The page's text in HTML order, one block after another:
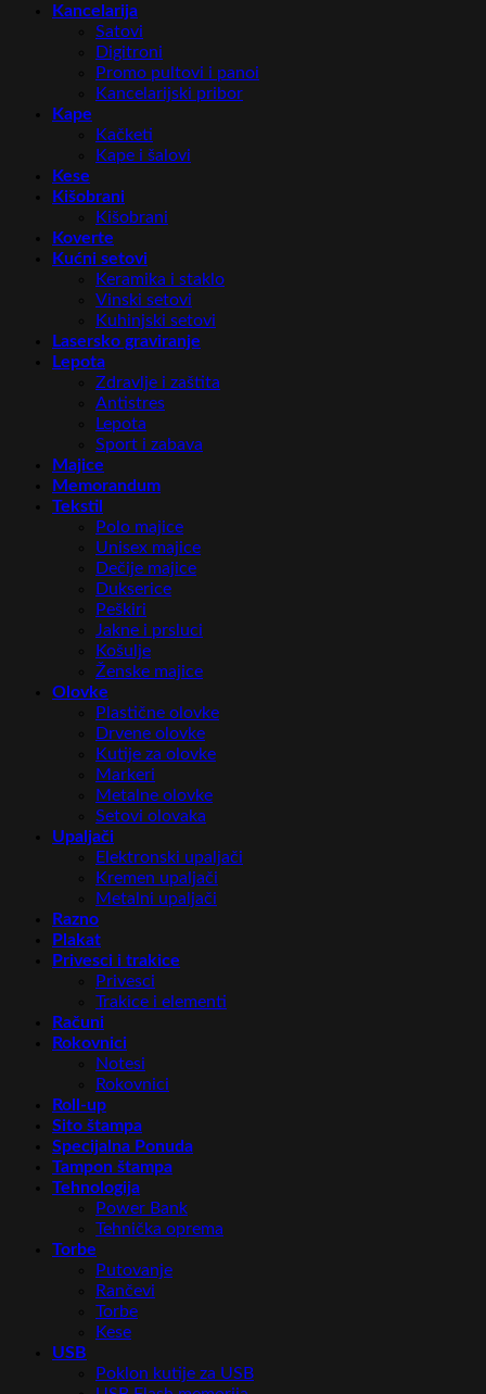
Kancelarija
Satovi
Digitroni
Promo pultovi i panoi
Kancelarijski pribor
Kape
Kačketi
Kape i šalovi
Kese
Kišobrani
Kišobrani
Koverte
Kućni setovi
Keramika i staklo
Vinski setovi
Kuhinjski setovi
Lasersko graviranje
Lepota
Zdravlje i zaštita
Antistres
Lepota
Sport i zabava
Majice
Memorandum
Tekstil
Polo majice
Unisex majice
Dečije majice
Dukserice
Peškiri
Jakne i prsluci
Košulje
Ženske majice
Olovke
Plastične olovke
Drvene olovke
Kutije za olovke
Markeri
Metalne olovke
Setovi olovaka
Upaljači
Elektronski upaljači
Kremen upaljači
Metalni upaljači
Razno
Plakat
Privesci i trakice
Privesci
Trakice i elementi
Računi
Rokovnici
Notesi
Rokovnici
Roll-up
Sito štampa
Specijalna Ponuda
Tampon štampa
Tehnologija
Power Bank
Tehnička oprema
Torbe
Putovanje
Rančevi
Torbe
Kese
USB
Poklon kutije za USB